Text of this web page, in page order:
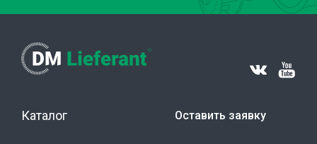
Каталог Оставить заявку